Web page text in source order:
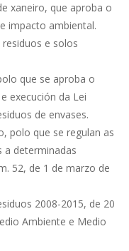
que aproba o
impacto ambiental.
e solos
que se aproba o
execución da Lei
de envases.
que se regulan as
a determinadas
52, de 1 de marzo de
2008-2015, de 20
Ambiente e Medio